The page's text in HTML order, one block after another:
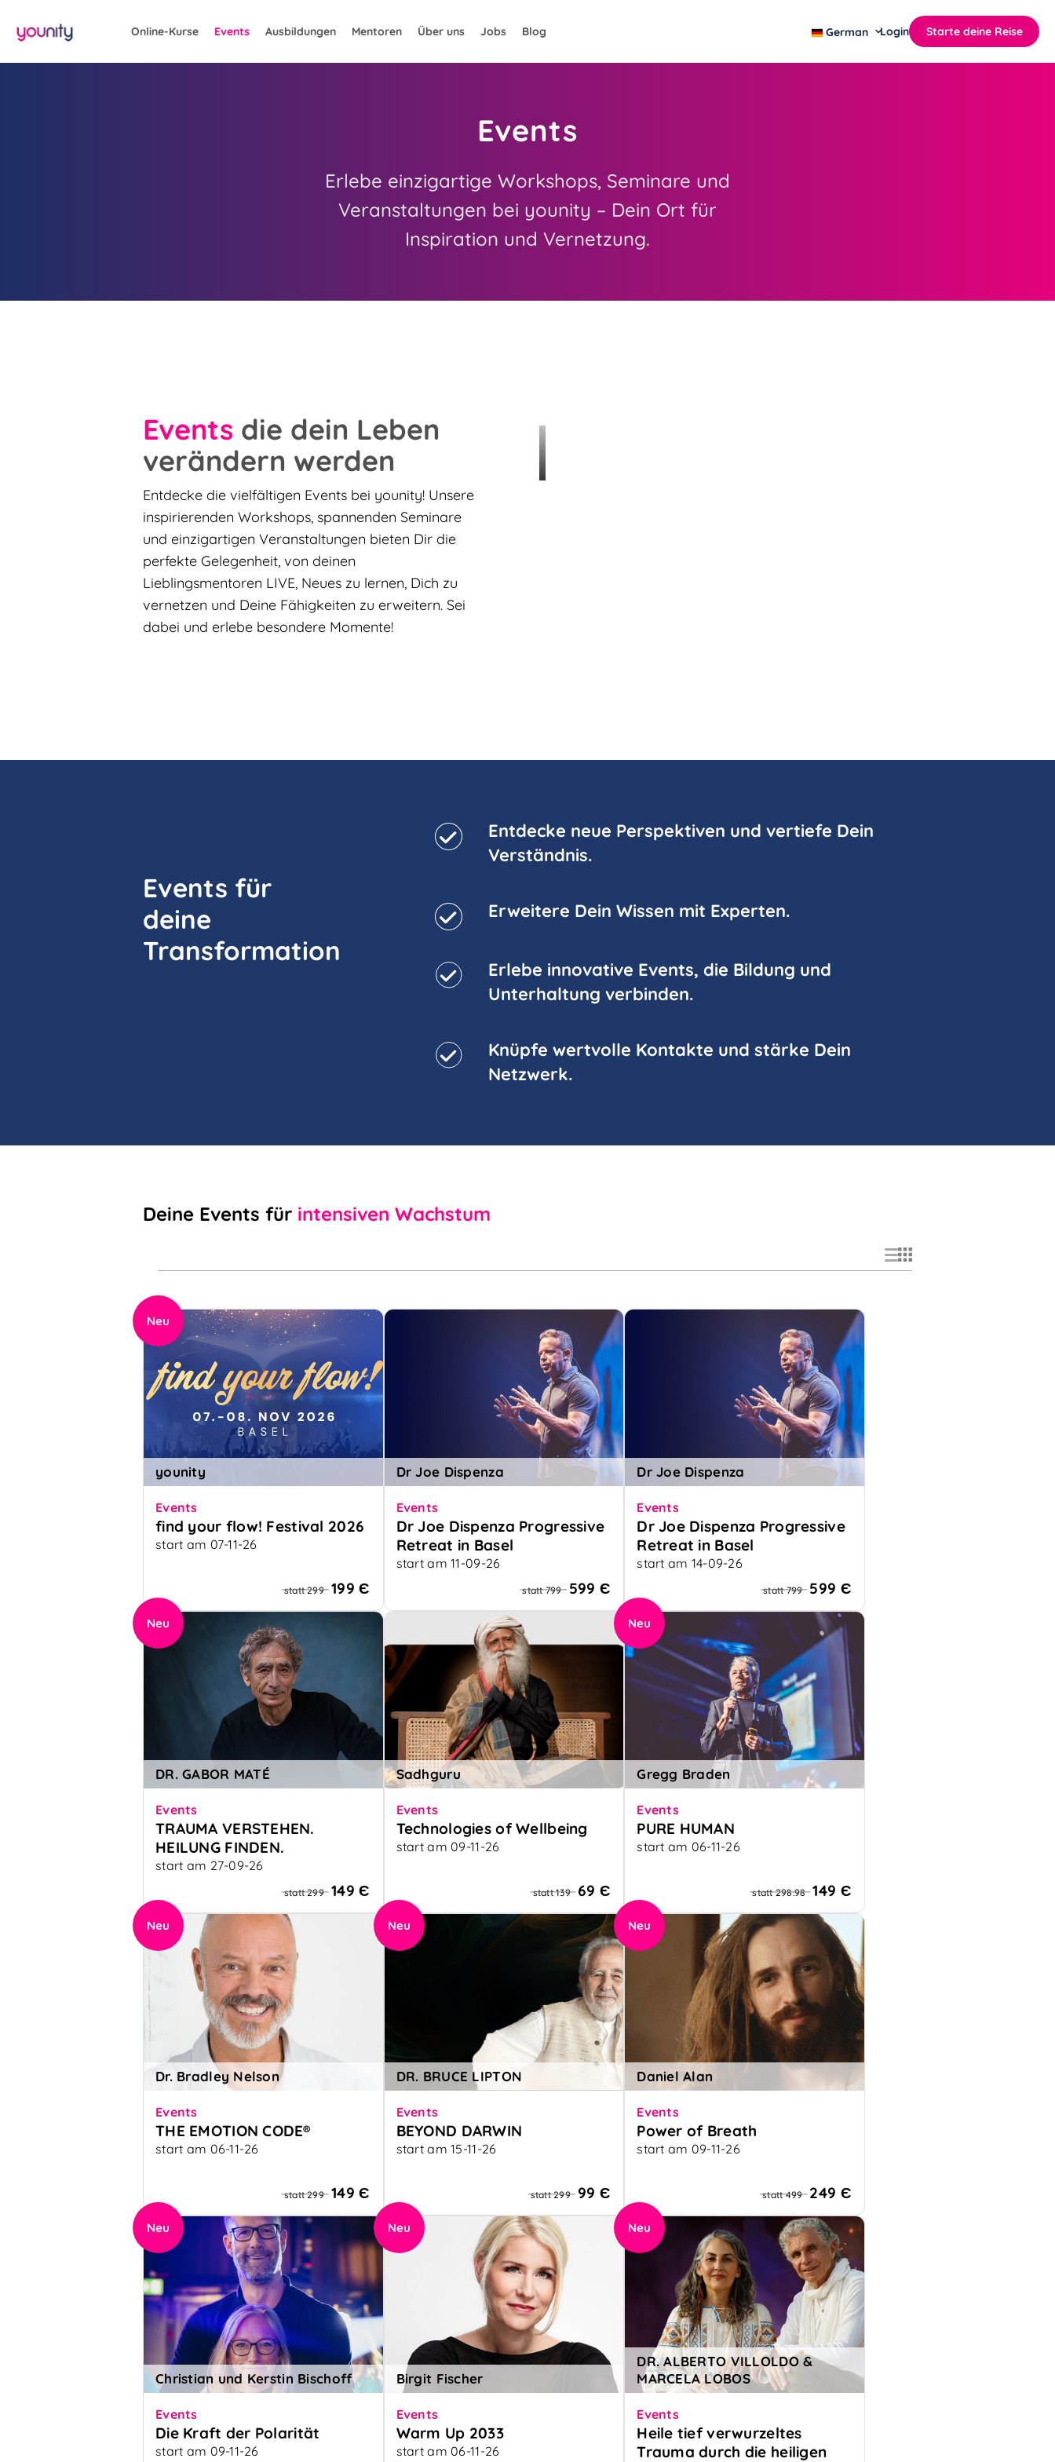
Online-Kurse Events Ausbildungen Mentoren Über uns Jobs Blog German Login Starte deine Reise
Events
Erlebe einzigartige Workshops, Seminare und
Veranstaltungen bei younity – Dein Ort für
Inspiration und Vernetzung.
Events die dein Leben
verändern werden
Entdecke die vielfältigen Events bei younity! Unsere
inspirierenden Workshops, spannenden Seminare
und einzigartigen Veranstaltungen bieten Dir die
perfekte Gelegenheit, von deinen
Lieblingsmentoren LIVE, Neues zu lernen, Dich zu
vernetzen und Deine Fähigkeiten zu erweitern. Sei
dabei und erlebe besondere Momente!
Events für
deine
Transformation
Entdecke neue Perspektiven und vertiefe Dein
Verständnis.
Erweitere Dein Wissen mit Experten.
Erlebe innovative Events, die Bildung und
Unterhaltung verbinden.
Knüpfe wertvolle Kontakte und stärke Dein
Netzwerk.
Deine Events für intensiven Wachstum
Neu
younity
Events
find your flow! Festival 2026
start am 07-11-26
statt 299 199 Є
Dr Joe Dispenza
Events
Dr Joe Dispenza Progressive
Retreat in Basel
start am 11-09-26
Ein Retreat für deine neue Zukunft
statt 799 599 Є
Dr Joe Dispenza
Events
Dr Joe Dispenza Progressive
Retreat in Basel
start am 14-09-26
Ein Retreat für deine neue Zukunft
statt 799 599 Є
Neu
DR. GABOR MATÉ
Events
TRAUMA VERSTEHEN.
HEILUNG FINDEN.
start am 27-09-26
Die Verbindung zwischen Körper,
Geist und Krankheit
statt 299 149 Є
Sadhguru
Events
Technologies of Wellbeing
start am 09-11-26
statt 139 69 Є
Neu
Gregg Braden
Events
PURE HUMAN
start am 06-11-26
statt 298.98 149 Є
Neu
Dr. Bradley Nelson
Events
THE EMOTION CODE®
start am 06-11-26
statt 299 149 Є
Neu
DR. BRUCE LIPTON
Events
BEYOND DARWIN
start am 15-11-26
statt 299 99 Є
Neu
Daniel Alan
Events
Power of Breath
start am 09-11-26
statt 499 249 Є
Neu
Christian und Kerstin Bischoff
Events
Die Kraft der Polarität
start am 09-11-26
Neu
Birgit Fischer
Events
Warm Up 2033
start am 06-11-26
Neu
DR. ALBERTO VILLOLDO &
MARCELA LOBOS
Events
Heile tief verwurzeltes
Trauma durch die heiligen